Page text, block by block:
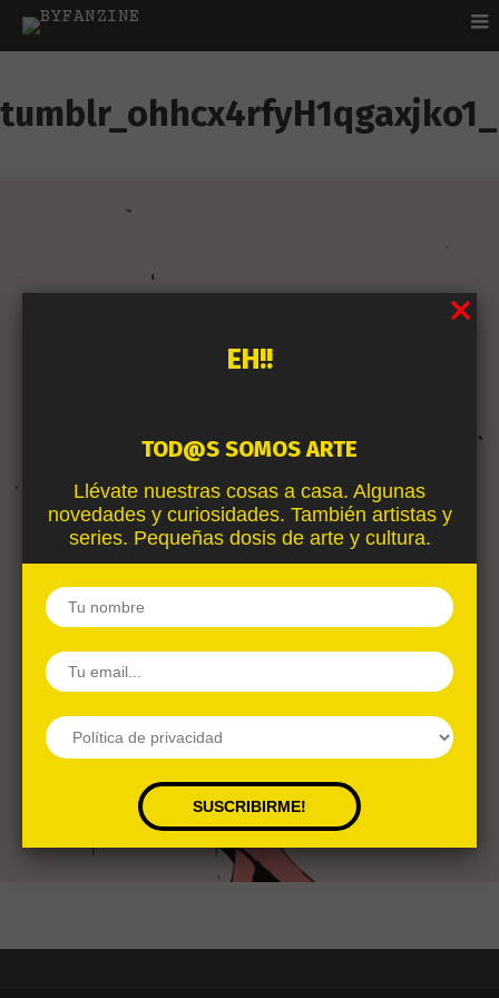
EH!!
TOD@S SOMOS ARTE
Llévate nuestras cosas a casa. Algunas
novedades y curiosidades. También artistas y
series. Pequeñas dosis de arte y cultura.